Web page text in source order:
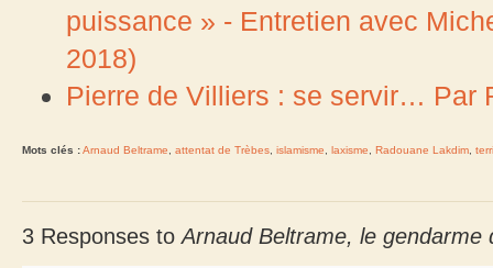
puissance » - Entretien avec
2018)
Pierre de Villiers : se servir… Par
Mots clés :Arnaud Beltrame attentat de Trèbes islamisme laxisme Radouane Lakdim
3 Responses toArnaud Beltrame, le